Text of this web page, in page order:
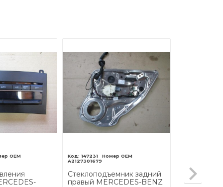
147231
A2127301679
Стеклоподъемник задний
правый MERCEDES-BENZ